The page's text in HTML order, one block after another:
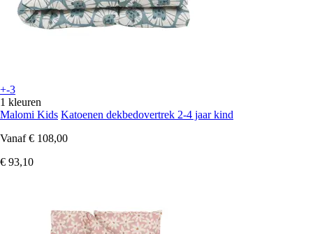
+-3
1 kleuren
Malomi Kids Katoenen dekbedovertrek 2-4 jaar kind
Vanaf € 108,00
€ 93,10